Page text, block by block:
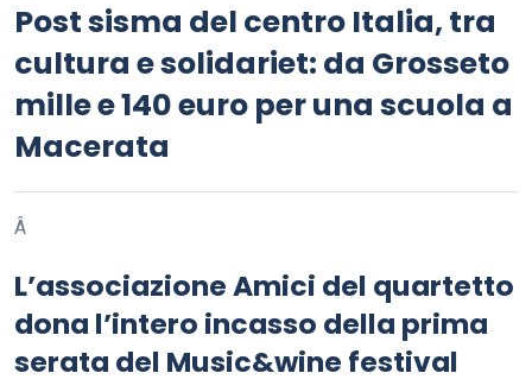
Post sisma del centro Italia, tra
cultura e solidariet: da Grosseto
mille e 140 euro per una scuola a
Macerata
Â
L’associazione Amici del quartetto
dona l’intero incasso della prima
serata del Music&wine festival